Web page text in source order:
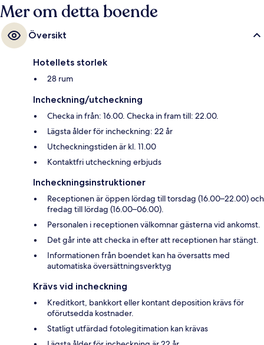
Mer om detta boende
Översikt
Hotellets storlek
28 rum
Incheckning/utcheckning
Checka in från: 16.00. Checka in fram till: 22.00.
Lägsta ålder för incheckning: 22 år
Utcheckningstiden är kl. 11.00
Kontaktfri utcheckning erbjuds
Incheckningsinstruktioner
Receptionen är öppen lördag till torsdag (16.00–22.00) och
fredag till lördag (16.00–06.00).
Personalen i receptionen välkomnar gästerna vid ankomst.
Det går inte att checka in efter att receptionen har stängt.
Informationen från boendet kan ha översatts med
automatiska översättningsverktyg
Krävs vid incheckning
Kreditkort, bankkort eller kontant deposition krävs för
oförutsedda kostnader.
Statligt utfärdad fotolegitimation kan krävas